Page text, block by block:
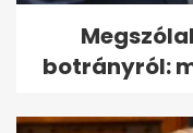
botrányról: